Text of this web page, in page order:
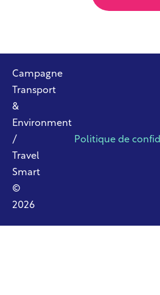
Campagne
Transport
&
Environment
/
Travel
Smart
©
2026
Politique de